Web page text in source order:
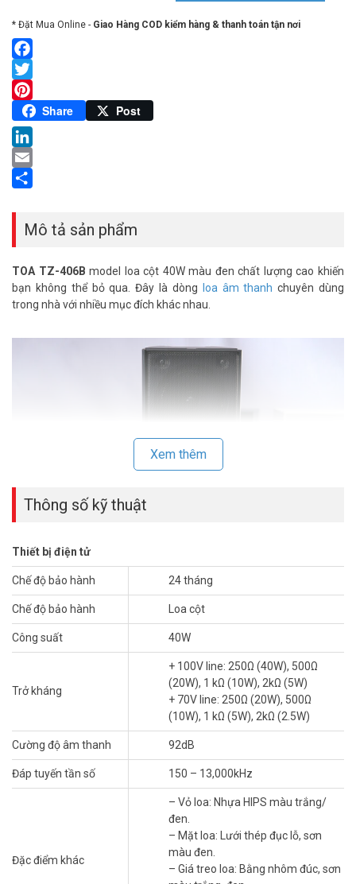
* Đặt Mua Online - Giao Hàng COD kiểm hàng & thanh toán tận nơi
Facebook
Twitter
Pinterest
Share Post
LinkedIn
Email
Mô tả sản phẩm
TOA TZ-406B model loa cột 40W màu đen chất lượng cao khiến
bạn không thể bỏ qua. Đây là dòng loa âm thanh chuyên dùng
trong nhà với nhiều mục đích khác nhau.
Sản phẩm TOA TZ-406B nhập khẩu chính hãng từ TOA Indonesia,
đạt tiêu chuẩn Nhật Bản và được ưa dùng khắp thế giới. Đây là sự
lựa chọn hàng đầu cho dàn âm thanh thông báo.
Đặc điểm loa TOA TZ-406B
Loa cột TOA TZ-406B được thiết kế 4 loa nhỏ hình nón có công
suất 10W mỗi loa. Được sắp xếp với nhau theo 1 hàng dọc trên 1
tấm vách ngăn giúp định hướng âm thanh theo chiều ngang.
Sản phẩm giúp nâng cao định hướng của sóng âm thanh, tạo âm
thanh trong trẻo, rõ ràng. Âm thanh được khuyếch đại với độ vang
và phản hồi thấp. Có hiệu quả cao trong việc giảm tiếng hú và tiếng
vang thích hợp cho không gian hội trường và nhà thờ.
Xem thêm
Thông số kỹ thuật
Thiết bị điện tử
Chế độ bảo hành 24 tháng
Chế độ bảo hành Loa cột
Công suất 40W
Trở kháng
+ 100V line: 250Ω (40W), 500Ω
(20W), 1 kΩ (10W), 2kΩ (5W)
+ 70V line: 250Ω (20W), 500Ω
(10W), 1 kΩ (5W), 2kΩ (2.5W)
Cường độ âm thanh 92dB
Đáp tuyến tần số 150 – 13,000kHz
Đặc điểm khác
– Vỏ loa: Nhựa HIPS màu trắng/
đen.
– Mặt loa: Lưới thép đục lỗ, sơn
màu đen.
– Giá treo loa: Bằng nhôm đúc, sơn